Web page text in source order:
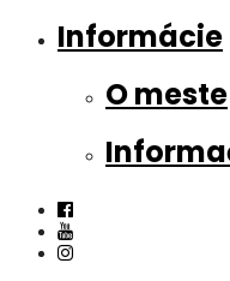
Informácie
O meste